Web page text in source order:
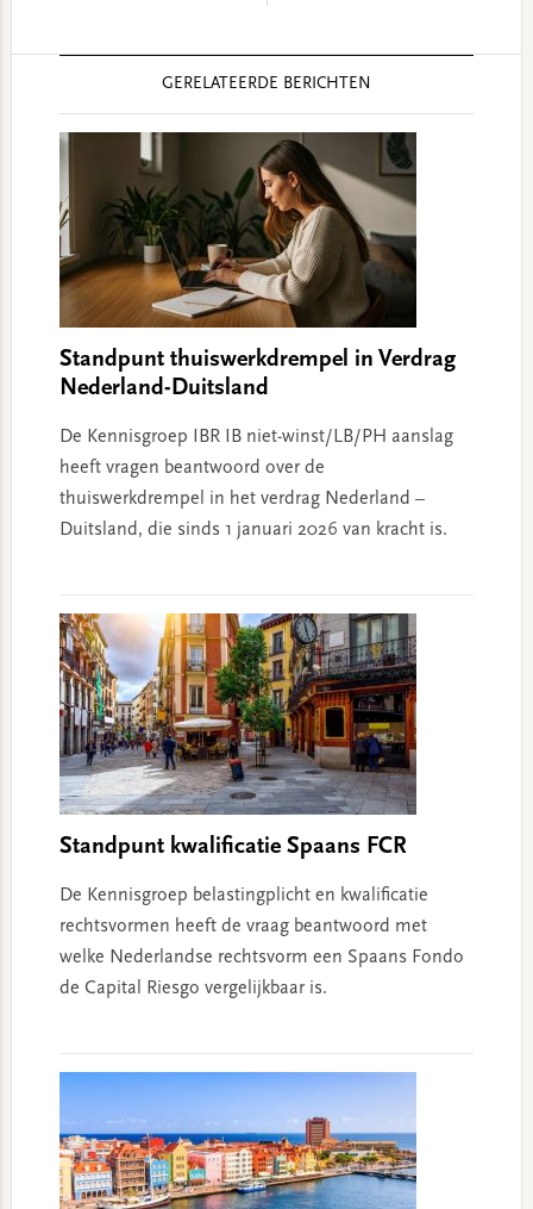
GERELATEERDE BERICHTEN
Standpunt thuiswerkdrempel in Verdrag
Nederland-Duitsland
De Kennisgroep IBR IB niet-winst/LB/PH aanslag
heeft vragen beantwoord over de
thuiswerkdrempel in het verdrag Nederland –
Duitsland, die sinds 1 januari 2026 van kracht is.
Standpunt kwalificatie Spaans FCR
De Kennisgroep belastingplicht en kwalificatie
rechtsvormen heeft de vraag beantwoord met
welke Nederlandse rechtsvorm een Spaans Fondo
de Capital Riesgo vergelijkbaar is.